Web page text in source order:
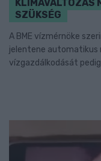
KLÍMAVÁLTOZÁS
SZÜKSÉG
A BME vízmérnöke
jelentene automatikus
vízgazdálkodását